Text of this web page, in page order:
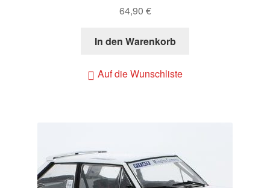
64,90 €
In den Warenkorb
Auf die Wunschliste